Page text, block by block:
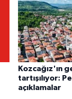
Kozcağız'ın
tartışılıyor:
açıklamalar